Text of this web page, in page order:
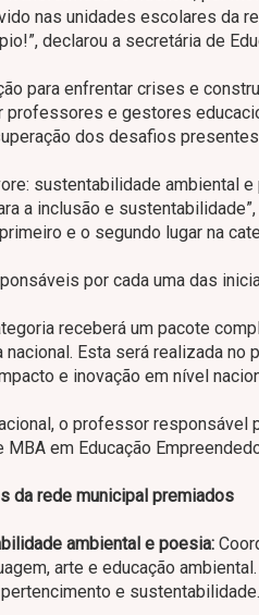
nas unidades escolares da
declarou a secretária de
para enfrentar crises e
professores e gestores
dos desafios
sustentabilidade ambiental e
a inclusão e
e o segundo lugar na
por cada uma das
receberá um pacote
nacional. Esta será realizada
e inovação em nível
o professor
em Educação
da rede municipal premiados
ambiental e poesia:
arte e educação
e sustentabilidade.